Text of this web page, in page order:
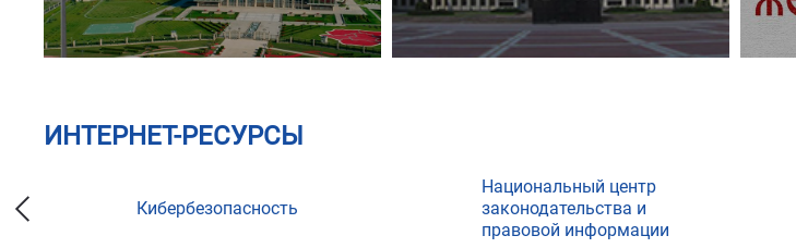
ИНТЕРНЕТ-РЕСУРСЫ
Кибербезопасность
Национальный центр
законодательства и
правовой информации